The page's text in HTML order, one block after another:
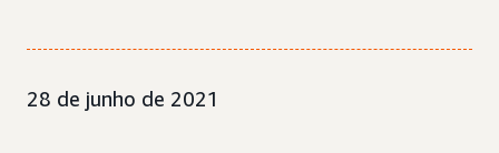
28 de junho de 2021